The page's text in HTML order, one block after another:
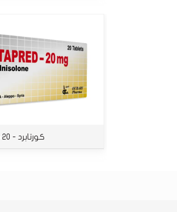
كورتابرد - 20 ملغ